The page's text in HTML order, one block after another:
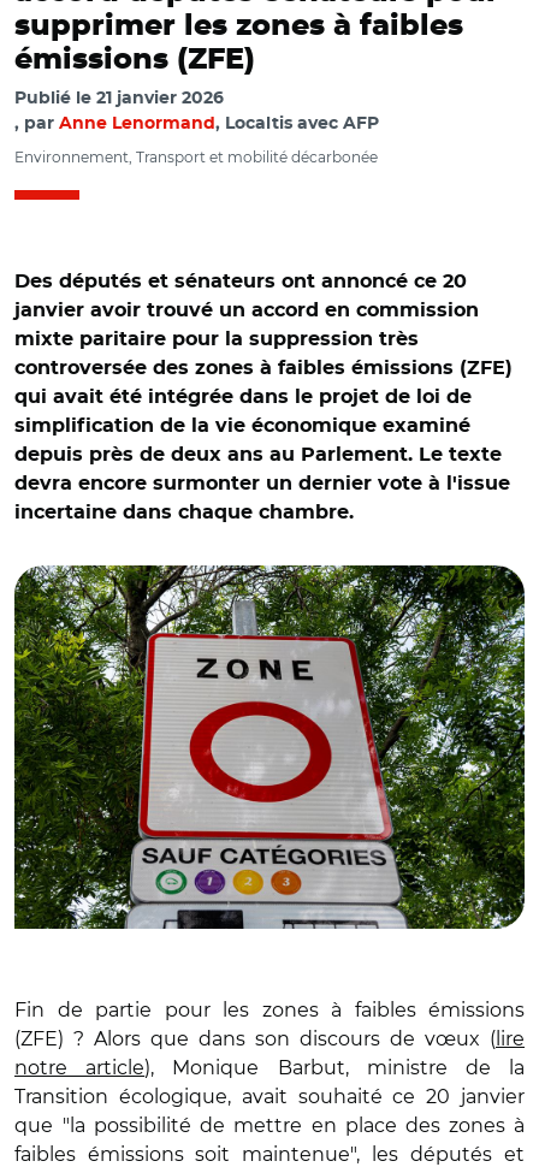
supprimer les zones à faibles
émissions (ZFE)
Publié le 21 janvier 2026
par Anne Lenormand , Localtis avec AFP
Environnement, Transport et mobilité décarbonée
Des députés et sénateurs ont annoncé ce 20
janvier avoir trouvé un accord en commission
mixte paritaire pour la suppression très
controversée des zones à faibles émissions (ZFE)
qui avait été intégrée dans le projet de loi de
simplification de la vie économique examiné
depuis près de deux ans au Parlement. Le texte
devra encore surmonter un dernier vote à l'issue
incertaine dans chaque chambre.
Fin de partie pour les zones à faibles émissions
(ZFE) ? Alors que dans son discours de vœux ( lire
notre article), Monique Barbut, ministre de la
Transition écologique, avait souhaité ce 20 janvier
que "la possibilité de mettre en place des zones à
faibles émissions soit maintenue", les députés et